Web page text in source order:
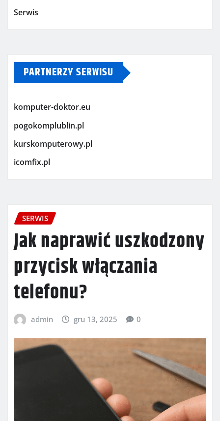
Serwis
PARTNERZY SERWISU
komputer-doktor.eu
pogokomplublin.pl
kurskomputerowy.pl
icomfix.pl
SERWIS
Jak naprawić uszkodzony
przycisk włączania
telefonu?
admin gru 13, 2025 0